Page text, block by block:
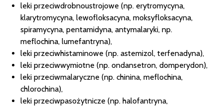
leki przeciwdrobnoustrojowe (np. erytromycyna,
klarytromycyna, lewofloksacyna, moksyfloksacyna,
spiramycyna, pentamidyna, antymalaryki, np.
meflochina, lumefantryna),
leki przeciwhistaminowe (np. astemizol, terfenadyna),
leki przeciwwymiotne (np. ondansetron, domperydon),
leki przeciwmalaryczne (np. chinina, meflochina,
chlorochina),
leki przeciwpasożytnicze (np. halofantryna,